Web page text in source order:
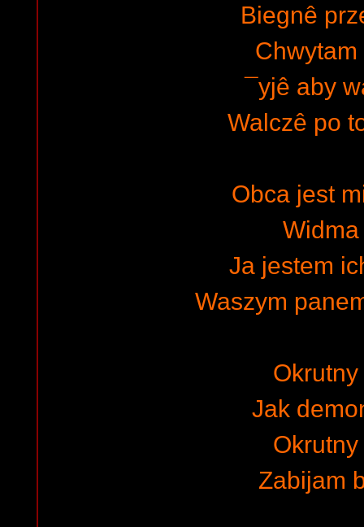
Biegnê
Chwytam
¯yjê aby
Walczê po
Obca jest
Widma
Ja jestem
Waszym
Okrutny
Jak
Okrutny
Zabijam